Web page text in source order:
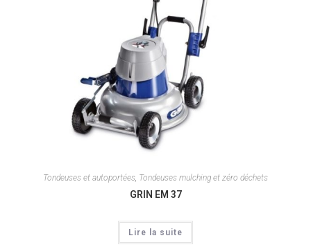
Tondeuses et autoportées Tondeuses mulching et zéro déchets
GRIN EM 37
Lire la suite